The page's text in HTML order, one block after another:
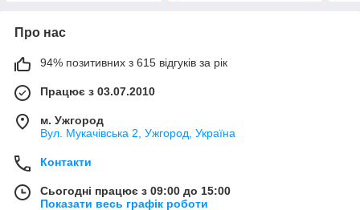
Про нас
94% позитивних з 615 відгуків за рік
Працює з 03.07.2010
м. Ужгород
Вул. Мукачівська 2, Ужгород, Україна
Контакти
Сьогодні працює з 09:00 до 15:00
Показати весь графік роботи